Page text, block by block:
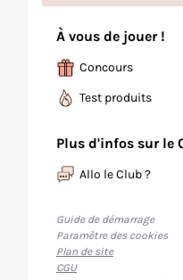
À vous de jouer !
Concours
Test produits
Plus d'infos sur le
Allo le Club ?
Guide de démarrage
Paramètre des cookies
Plan de site
CGU